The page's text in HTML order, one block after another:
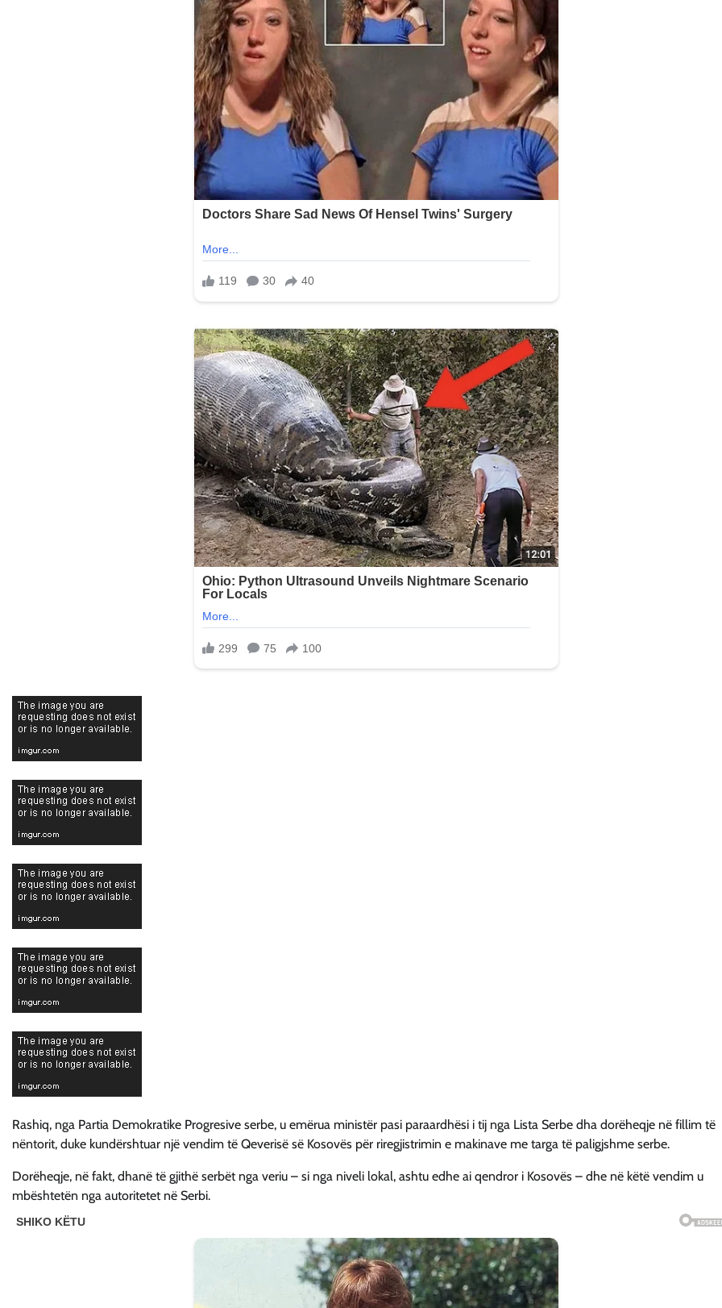
Rashiq, nga Partia Demokratike Progresive serbe, u emërua ministër pasi paraardhësi i tij nga Lista Serbe dha dorëheqje në fillim të
nëntorit, duke kundërshtuar një vendim të Qeverisë së Kosovës për riregjistrimin e makinave me targa të paligjshme serbe.
Dorëheqje, në fakt, dhanë të gjithë serbët nga veriu – si nga niveli lokal, ashtu edhe ai qendror i Kosovës – dhe në këtë vendim u
mbështetën nga autoritetet në Serbi.